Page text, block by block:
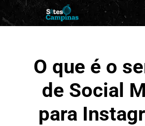
O que é o
de Social
para